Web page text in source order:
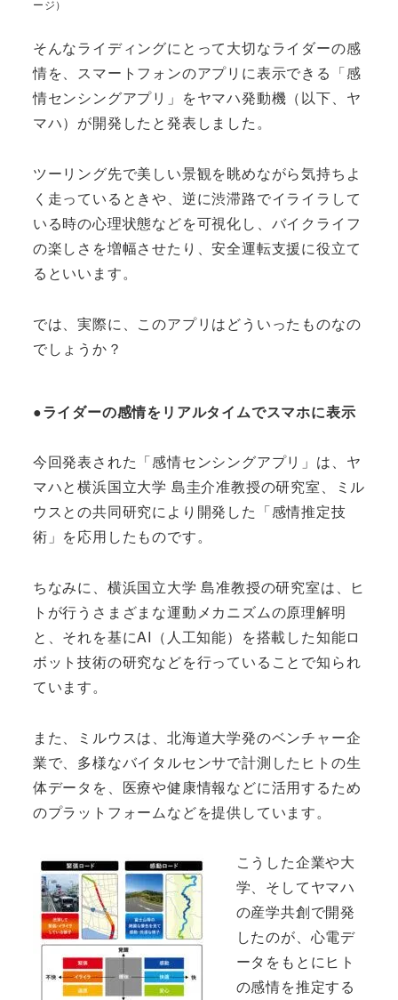
ージ）
そんなライディングにとって大切なライダーの感
情を、スマートフォンのアプリに表示できる「感
情センシングアプリ」をヤマハ発動機（以下、ヤ
マハ）が開発したと発表しました。
ツーリング先で美しい景観を眺めながら気持ちよ
く走っているときや、逆に渋滞路でイライラして
いる時の心理状態などを可視化し、バイクライフ
の楽しさを増幅させたり、安全運転支援に役立て
るといいます。
では、実際に、このアプリはどういったものなの
でしょうか？
●ライダーの感情をリアルタイムでスマホに表示
今回発表された「感情センシングアプリ」は、ヤ
マハと横浜国立大学 島圭介准教授の研究室、ミル
ウスとの共同研究により開発した「感情推定技
術」を応用したものです。
ちなみに、横浜国立大学 島准教授の研究室は、ヒ
トが行うさまざまな運動メカニズムの原理解明
と、それを基にAI（人工知能）を搭載した知能ロ
ボット技術の研究などを行っていることで知られ
ています。
また、ミルウスは、北海道大学発のベンチャー企
業で、多様なバイタルセンサで計測したヒトの生
体データを、医療や健康情報などに活用するため
のプラットフォームなどを提供しています。
こうした企業や大
学、そしてヤマハ
の産学共創で開発
したのが、心電デ
ータをもとにヒト
の感情を推定する